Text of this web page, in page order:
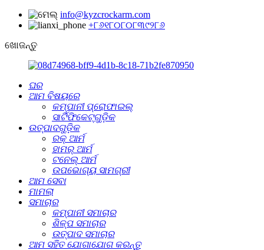
info@kyzcrockarm.com
+୮୬୧୮୦୮୦୮୩୯୨୮୬
ଖୋଜନ୍ତୁ
ଘର
ଆମ ବିଷୟରେ
କମ୍ପାନୀ ପ୍ରୋଫାଇଲ୍
ସାର୍ଟିଫିକେଟ୍‌ଗୁଡ଼ିକ
ଉତ୍ପାଦଗୁଡ଼ିକ
ରକ୍ ଆର୍ମ
ହାମର୍ ଆର୍ମ
ଟନେଲ୍‌ ଆର୍ମ
ଉପଭୋଗ୍ୟ ସାମଗ୍ରୀ
ଆମ ସେବା
ମାମଲା
ସମାଚାର
କମ୍ପାନୀ ସମାଚାର
ଶିଳ୍ପ ସମାଚାର
ଉତ୍ପାଦ ସମାଚାର
ଆମ ସହିତ ଯୋଗାଯୋଗ କରନ୍ତୁ